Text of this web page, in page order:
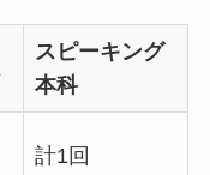
スピーキング
本科
計1回